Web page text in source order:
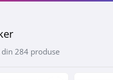
din 284 produse